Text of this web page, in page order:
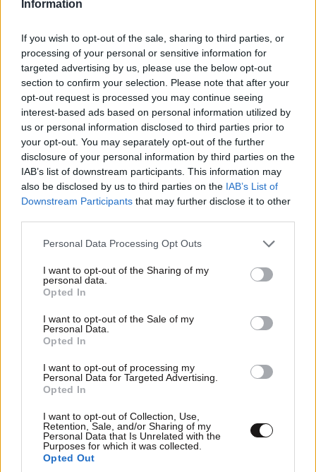
Information
If you wish to opt-out of the sale, sharing to third parties, or
processing of your personal or sensitive information for
targeted advertising by us, please use the below opt-out
section to confirm your selection. Please note that after your
opt-out request is processed you may continue seeing
interest-based ads based on personal information utilized by
us or personal information disclosed to third parties prior to
your opt-out. You may separately opt-out of the further
disclosure of your personal information by third parties on the
IAB’s list of downstream participants. This information may
also be disclosed by us to third parties on the IAB’s List of
Downstream Participants that may further disclose it to other
Please note that this website/app uses one or more Google
not limited to your visit or usage behaviour. You may click to
grant or deny consent to Google and its third-party tags to
use your data for below specified purposes in below Google
consent section.
Personal Data Processing Opt Outs
I want to opt-out of the Sharing of my
personal data.
Opted In
I want to opt-out of the Sale of my
Personal Data.
Opted In
I want to opt-out of processing my
Personal Data for Targeted Advertising.
Opted In
I want to opt-out of Collection, Use,
Retention, Sale, and/or Sharing of my
Personal Data that Is Unrelated with the
Purposes for which it was collected.
Opted Out
Πανεπιστημιούπολη Ζωγράφου: Εργαστήρια
υδροπονικής κάνναβης με προσδοκώμενο
όφελος άνω των 90.000 ευρώ – Χειροπέδες σε
τρία άτομα
στα επείγοντα: «Την άρπαξε από τα μαλλιά, της
κατάφερε γροθιές»